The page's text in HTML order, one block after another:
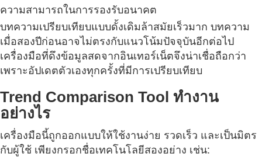
ความสามารถในการรองรับอนาคต
บทความเปรียบเทียบแบบดั้งเดิมล้าสมัยเร็วมาก บทความ
เมื่อสองปีก่อนอาจไม่ตรงกับแนวโน้มปัจจุบันอีกต่อไป
เครื่องมือที่ดึงข้อมูลสดจากอินเทอร์เน็ตจึงน่าเชื่อถือกว่า
เพราะอัปเดตตัวเองทุกครั้งที่มีการเปรียบเทียบ
Trend Comparison Tool ทำงาน
อย่างไร
เครื่องมือนี้ถูกออกแบบให้ใช้งานง่าย รวดเร็ว และเป็นมิตร
กับผู้ใช้ เพียงกรอกชื่อเทคโนโลยีสองอย่าง เช่น: